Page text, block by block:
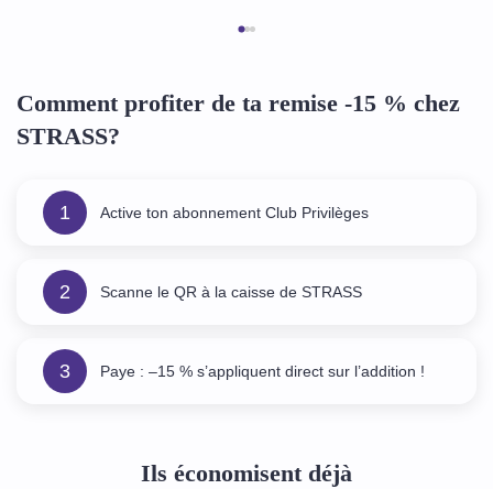
Comment profiter de ta remise -15 % chez
STRASS?
1 Active ton abonnement Club Privilèges
2 Scanne le QR à la caisse de STRASS
3 Paye : –15 % s’appliquent direct sur l’addition !
Ils économisent déjà